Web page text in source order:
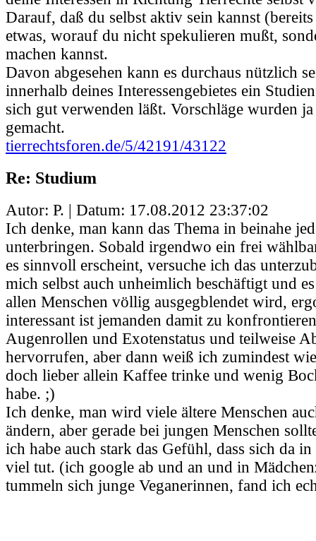
Darauf, daß du selbst aktiv sein kannst
etwas, worauf du nicht spekulieren mußt,
machen kannst.
Davon abgesehen kann es durchaus nützlich
innerhalb deines Interessengebietes ein
sich gut verwenden läßt. Vorschläge wurden
gemacht.
tierrechtsforen.de/5/42191/43122
Re: Studium
Autor: P. | Datum: 17.08.2012 23:37:02
Ich denke, man kann das Thema in beinahe
unterbringen. Sobald irgendwo ein frei
es sinnvoll erscheint, versuche ich das
mich selbst auch unheimlich beschäftigt und
allen Menschen völlig ausgegblendet wird,
interessant ist jemanden damit zu
Augenrollen und Exotenstatus und teilweise
hervorrufen, aber dann weiß ich zumindest
doch lieber allein Kaffee trinke und wenig
habe. ;)
Ich denke, man wird viele ältere Menschen
ändern, aber gerade bei jungen Menschen
ich habe auch stark das Gefühl, dass sich da
viel tut. (ich google ab und an und in
tummeln sich junge Veganerinnen, fand ich